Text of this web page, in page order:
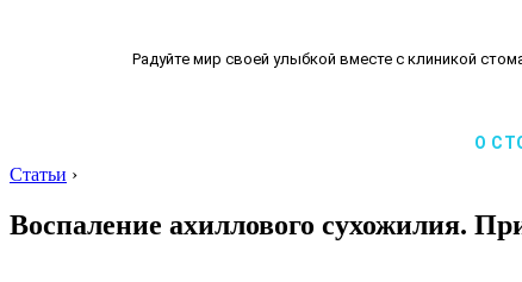
Радуйте мир своей улыбкой вместе с клиникой
О
Статьи ›
Воспаление ахиллового сухожилия.